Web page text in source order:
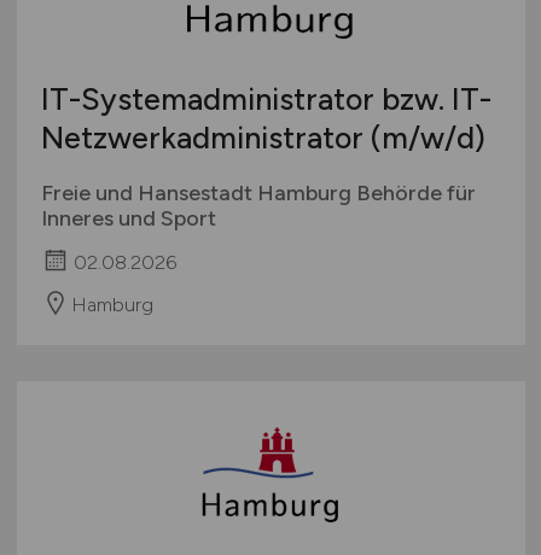
IT-Systemadministrator bzw. IT-
Netzwerkadministrator (m/w/d)
Freie und Hansestadt Hamburg Behörde für
Inneres und Sport
02.08.2026
Hamburg